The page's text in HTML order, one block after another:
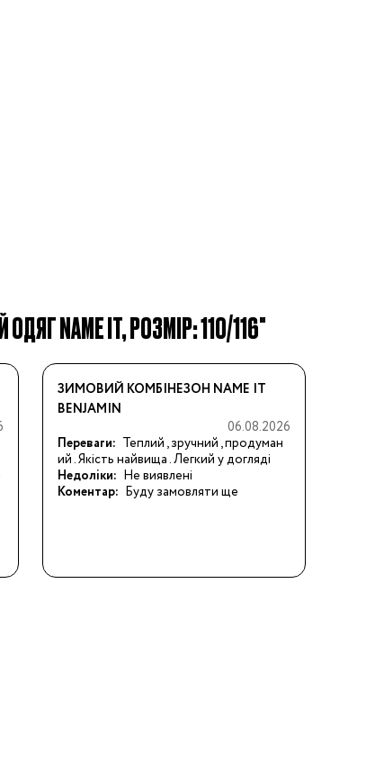
NAME IT, РОЗМІР: 110/116"
ЗИМОВИЙ КОМБІНЕЗОН NAME IT
BENJAMIN
06.08.2026
Переваги: Теплий , зручний , продуман
ий . Якість найвища . Легкий у догляді
Недоліки: Не виявлені
Коментар: Буду замовляти ще